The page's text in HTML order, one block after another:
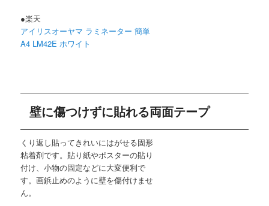
●楽天
アイリスオーヤマ ラミネーター 簡単
A4 LM42E ホワイト
壁に傷つけずに貼れる両面テープ
くり返し貼ってきれいにはがせる固形
粘着剤です。貼り紙やポスターの貼り
付け、小物の固定などに大変便利で
す。画鋲止めのように壁を傷付けませ
ん。